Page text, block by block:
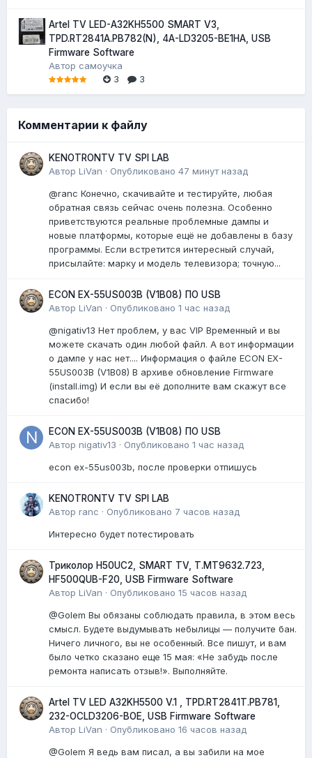
Artel TV LED-A32KH5500 SMART V3,
TPD.RT2841A.PB782(N), 4A-LD3205-BE1HA, USB
Firmware Software
Автор самоучка
3
3
Комментарии к файлу
KENOTRONTV TV SPI LAB
Автор LiVan · Опубликовано 47 минут назад
@ranc Конечно, скачивайте и тестируйте, любая
обратная связь сейчас очень полезна. Особенно
приветствуются реальные проблемные дампы и
новые платформы, которые ещё не добавлены в базу
программы. Если встретится интересный случай,
присылайте: марку и модель телевизора; точную...
ECON EX-55US003B (V1B08) ПО USB
Автор LiVan · Опубликовано 1 час назад
@nigativ13 Нет проблем, у вас VIP Временный и вы
можете скачать один любой файл. А вот информации
о дампе у нас нет.... Информация о файле ECON EX-
55US003B (V1B08) В архиве обновление Firmware
(install.img) И если вы её дополните вам скажут все
спасибо!
ECON EX-55US003B (V1B08) ПО USB
Автор nigativ13 · Опубликовано 1 час назад
econ ex-55us003b, после проверки отпишусь
KENOTRONTV TV SPI LAB
Автор ranc · Опубликовано 7 часов назад
Интересно будет потестировать
Триколор H50UC2, SMART TV, T.MT9632.723,
HF500QUB-F20, USB Firmware Software
Автор LiVan · Опубликовано 15 часов назад
@Golem Вы обязаны соблюдать правила, в этом весь
смысл. Будете выдумывать небылицы — получите бан.
Ничего личного, вы не особенный. Все пишут, и вам
было четко сказано еще 15 мая: «Не забудь после
ремонта написать отзыв!». Выполняйте.
Artel TV LED A32KH5500 V.1 , TPD.RT2841T.PB781,
232-OCLD3206-BOE, USB Firmware Software
Автор LiVan · Опубликовано 16 часов назад
@Golem Я ведь вам писал, а вы забили на мое